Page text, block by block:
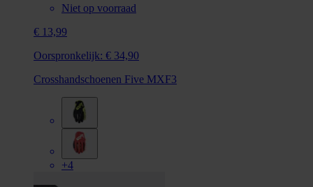
Niet op voorraad
€ 13,99
Oorspronkelijk: € 34,90
Crosshandschoenen Five MXF3
+4